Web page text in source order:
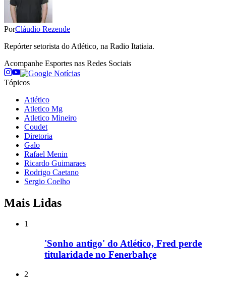
PorCláudio Rezende
Repórter setorista do Atlético, na Radio Itatiaia.
Acompanhe Esportes nas Redes Sociais
Tópicos
Atlético
Atletico Mg
Atletico Mineiro
Coudet
Diretoria
Galo
Rafael Menin
Ricardo Guimaraes
Rodrigo Caetano
Sergio Coelho
Mais Lidas
1
'Sonho antigo' do Atlético, Fred perde
titularidade no Fenerbahçe
2